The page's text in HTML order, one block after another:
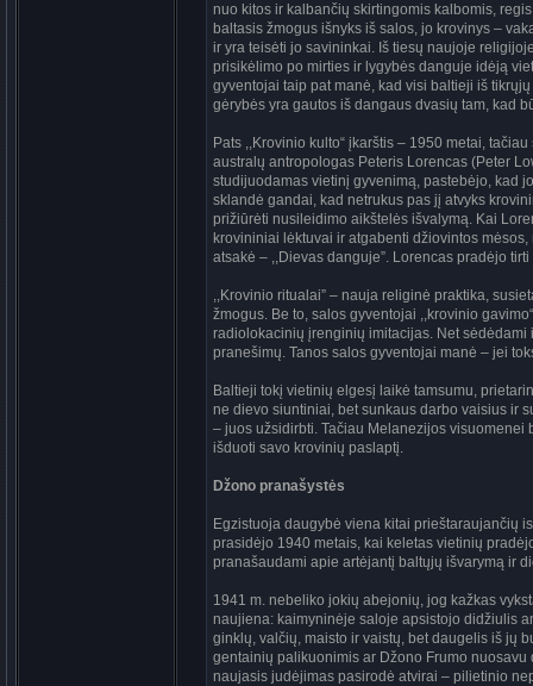
nuo kitos ir kalbančių skirtingomis kalbomis,
baltasis žmogus išnyks iš salos, jo krovinys –
ir yra teisėti jo savininkai. Iš tiesų naujoje
prisikėlimo po mirties ir lygybės danguje idėją
gyventojai taip pat manė, kad visi baltieji iš
gėrybės yra gautos iš dangaus dvasių tam, kad
Pats ,,Krovinio kulto“ įkarštis – 1950 metai,
australų antropologas Peteris Lorencas (Peter
studijuodamas vietinį gyvenimą, pastebėjo, kad
sklandė gandai, kad netrukus pas jį atvyks
prižiūrėti nusileidimo aikštelės išvalymą. Kai
krovininiai lėktuvai ir atgabenti džiovintos
atsakė – ,,Dievas danguje”. Lorencas pradėjo
,,Krovinio ritualai” – nauja religinė praktika,
žmogus. Be to, salos gyventojai ,,krovinio
radiolokacinių įrenginių imitacijas. Net
pranešimų. Tanos salos gyventojai manė – jei
Baltieji tokį vietinių elgesį laikė tamsumu,
ne dievo siuntiniai, bet sunkaus darbo vaisius ir
– juos užsidirbti. Tačiau Melanezijos
išduoti savo krovinių paslaptį.
Džono pranašystės
Egzistuoja daugybė viena kitai prieštaraujančių
prasidėjo 1940 metais, kai keletas vietinių
pranašaudami apie artėjantį baltųjų išvarymą ir
1941 m. nebeliko jokių abejonių, jog kažkas
naujiena: kaimyninėje saloje apsistojo didžiulis
ginklų, valčių, maisto ir vaistų, bet daugelis iš jų
gentainių palikuonimis ar Džono Frumo
naujasis judėjimas pasirodė atvirai – pilietinio